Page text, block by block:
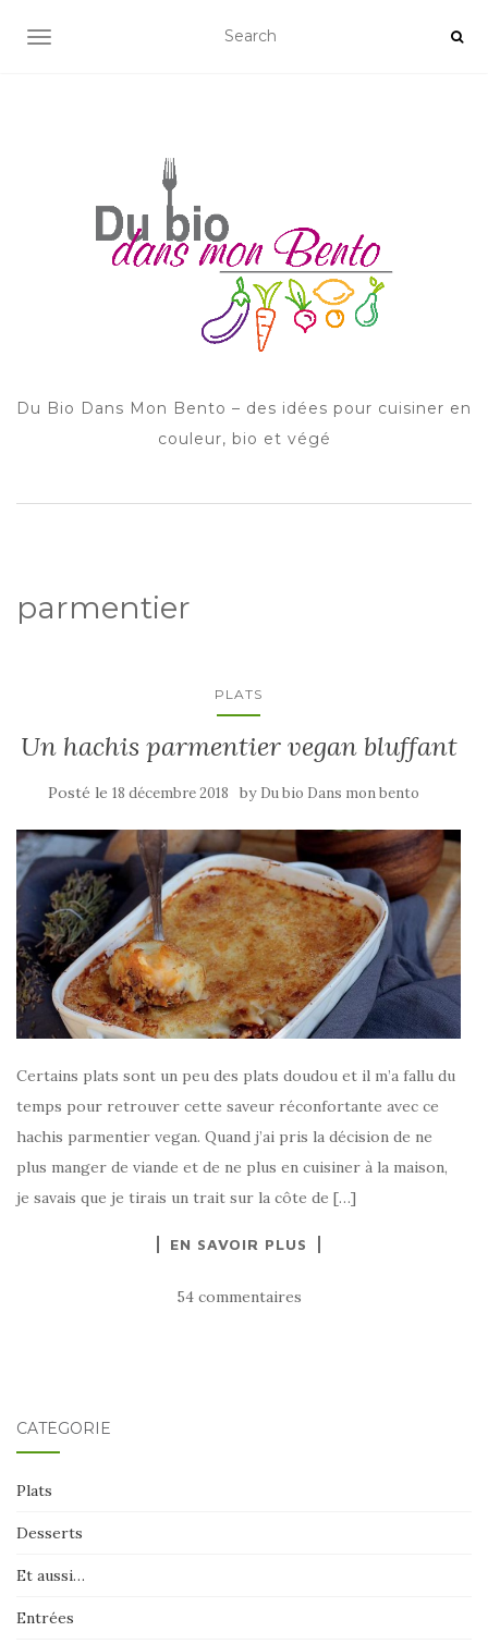
AFFICHER/MASQUER LA NAVIGATION
Du Bio Dans Mon Bento – des idées pour cuisiner en
couleur, bio et végé
parmentier
PLATS
Un hachis parmentier vegan bluffant
Posté le 18 décembre 2018 by Du bio Dans mon bento
Certains plats sont un peu des plats doudou et il m’a fallu du
temps pour retrouver cette saveur réconfortante avec ce
hachis parmentier vegan. Quand j’ai pris la décision de ne
plus manger de viande et de ne plus en cuisiner à la maison,
je savais que je tirais un trait sur la côte de […]
EN SAVOIR PLUS
54 commentaires
CATÉGORIE
Plats
Desserts
Et aussi…
Entrées